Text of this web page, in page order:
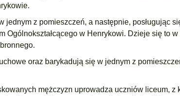
jednym z pomieszczeń, a następnie, posługując
Ogólnokształcącego w Henrykowi. Dzieje się to
oraz barykadują się w jednym z
mężczyzn uprowadza uczniów liceum,